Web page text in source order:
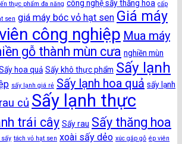
thực phẩm đa năng công nghệ sấy thăng hoa cấp
sen giá máy bóc vỏ hạt sen Giá máy
công nghiệp Mua máy
gỗ thành mùn cưa nghiền mùn
hoa quả Sấy khô thực phẩm Sấy lạnh
sấy lạnh giá rẻ Sấy lạnh hoa quả sấy lạnh
củ Sấy lạnh thực
trái cây Sấy rau Sấy thăng hoa
tách vỏ hạt sen xoài sấy dẻo xúc gắp gỗ ép viên